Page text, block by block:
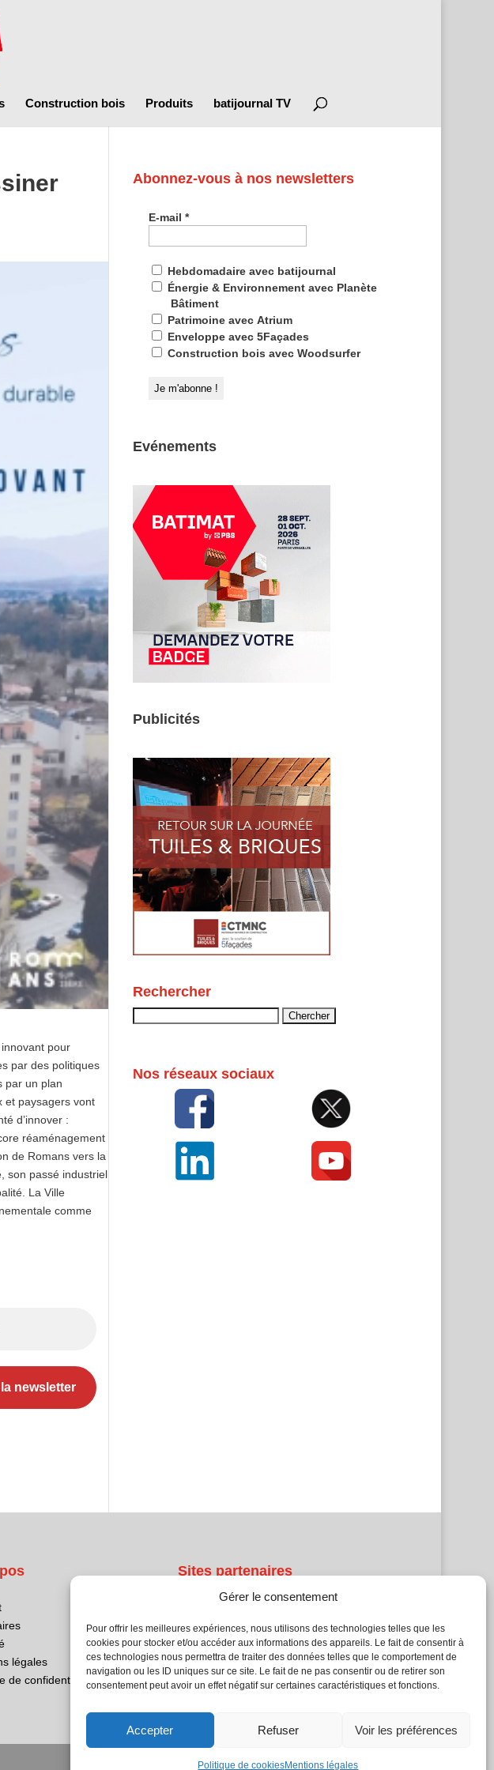
Gérer le consentement
Pour offrir les meilleures expériences, nous utilisons des technologies telles que les
cookies pour stocker et/ou accéder aux informations des appareils. Le fait de consentir à
ces technologies nous permettra de traiter des données telles que le comportement de
navigation ou les ID uniques sur ce site. Le fait de ne pas consentir ou de retirer son
consentement peut avoir un effet négatif sur certaines caractéristiques et fonctions.
Accepter Refuser Voir les préférences
Politique de cookiesMentions légales
Construction bois Produits batijournal TV
pour
par des politiques
par un plan
et paysagers vont
d’innover :
réaménagement
de Romans vers la
son passé industriel
La Ville
comme
Abonnez-vous à nos newsletters
E-mail*
Hebdomadaire avec batijournal
Énergie & Environnement avec Planète
Bâtiment
Patrimoine avec Atrium
Enveloppe avec 5Façades
Construction bois avec Woodsurfer
Evénements
Publicités
Rechercher
Nos réseaux sociaux
légales
de confidentialité
Sites partenaires
Atrium Patrimoine
Kiosque 21
L'Atelier Bois
Planète Bâtiment
batijournal TV